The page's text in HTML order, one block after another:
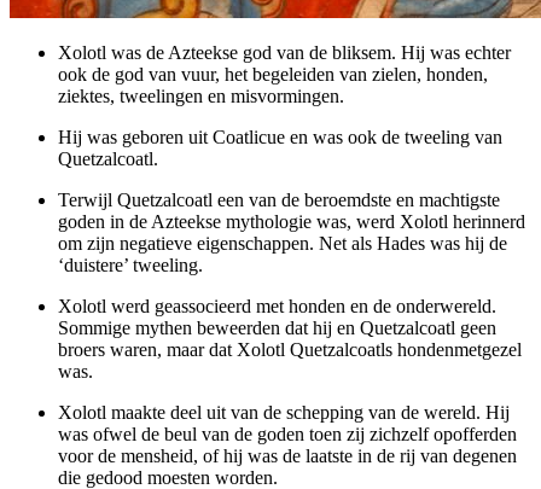
Xolotl was de Azteekse god van de bliksem. Hij was echter
ook de god van vuur, het begeleiden van zielen, honden,
ziektes, tweelingen en misvormingen.
Hij was geboren uit Coatlicue en was ook de tweeling van
Quetzalcoatl.
Terwijl Quetzalcoatl een van de beroemdste en machtigste
goden in de Azteekse mythologie was, werd Xolotl herinnerd
om zijn negatieve eigenschappen. Net als Hades was hij de
‘duistere’ tweeling.
Xolotl werd geassocieerd met honden en de onderwereld.
Sommige mythen beweerden dat hij en Quetzalcoatl geen
broers waren, maar dat Xolotl Quetzalcoatls hondenmetgezel
was.
Xolotl maakte deel uit van de schepping van de wereld. Hij
was ofwel de beul van de goden toen zij zichzelf opofferden
voor de mensheid, of hij was de laatste in de rij van degenen
die gedood moesten worden.